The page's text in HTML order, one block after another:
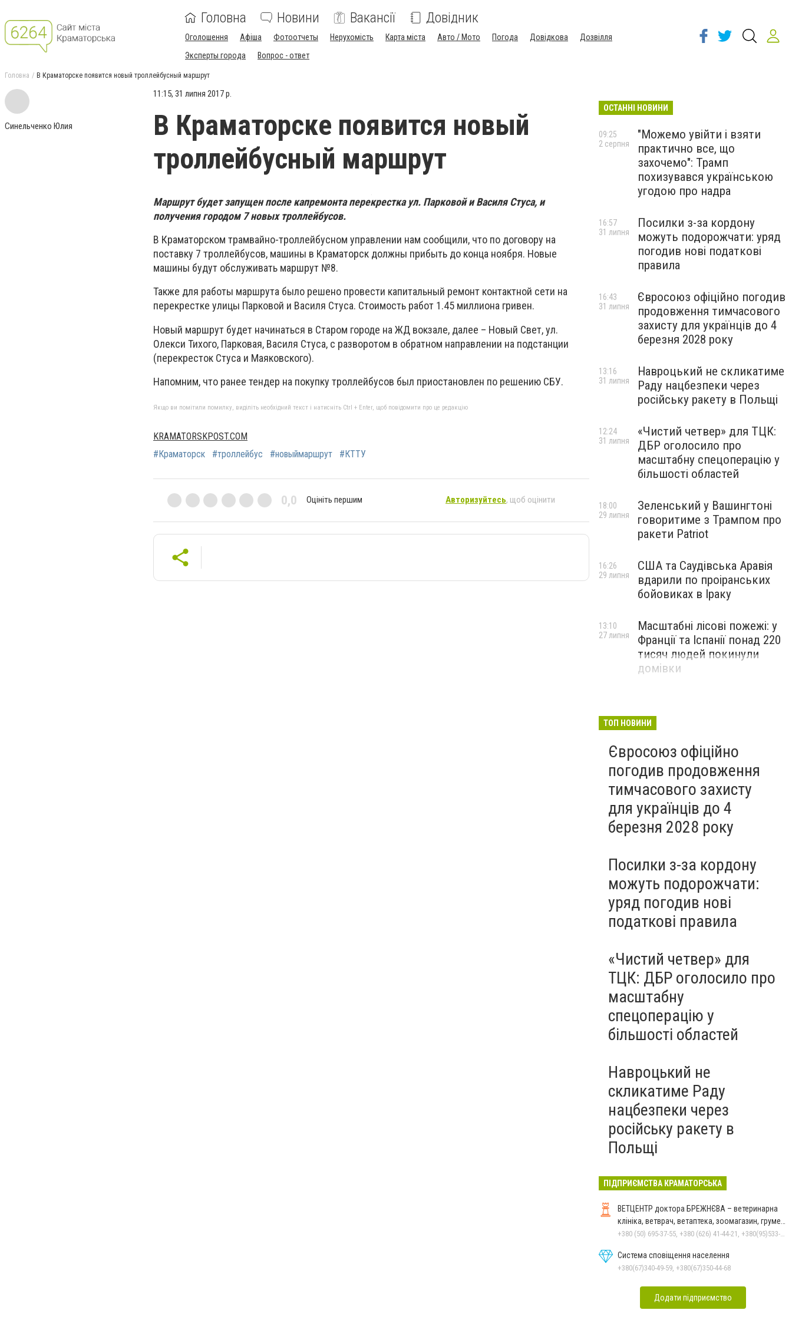
Головна Новини Вакансії Довідник
Оголошення Афіша Фотоотчеты Нерухомість Карта міста Авто / Мото Погода Довідкова
Дозвілля
Эксперты города
Вопрос - ответ
Головна В Краматорске появится новый троллейбусный маршрут
Синельченко Юлия
11:15, 31 липня 2017 р.
В Краматорске появится новый
троллейбусный маршрут
Маршрут будет запущен после капремонта перекрестка ул. Парковой и Василя Стуса, и
получения городом 7 новых троллейбусов.
В Краматорском трамвайно-троллейбусном управлении нам сообщили, что по договору на
поставку 7 троллейбусов, машины в Краматорск должны прибыть до конца ноября. Новые
машины будут обслуживать маршрут №8.
Также для работы маршрута было решено провести капитальный ремонт контактной сети на
перекрестке улицы Парковой и Василя Стуса. Стоимость работ 1.45 миллиона гривен.
Новый маршрут будет начинаться в Старом городе на ЖД вокзале, далее – Новый Свет, ул.
Олекси Тихого, Парковая, Василя Стуса, с разворотом в обратном направлении на подстанции
(перекресток Стуса и Маяковского).
Напомним, что ранее тендер на покупку троллейбусов был приостановлен по решению СБУ.
Якщо ви помітили помилку, виділіть необхідний текст і натисніть Ctrl + Enter, щоб повідомити про це редакцію
KRAMATORSKPOST.COM
#Краматорск
#троллейбус #новыймаршрут #КТТУ
0,0 Оцініть першим Авторизуйтесь, щоб оцінити
ОСТАННІ НОВИНИ
"Можемо увійти і взяти
практично все, що
захочемо": Трамп
похизувався українською
угодою про надра
09:25
2 серпня
Посилки з-за кордону
можуть подорожчати: уряд
погодив нові податкові
правила
16:57
31 липня
Євросоюз офіційно погодив
продовження тимчасового
захисту для українців до 4
березня 2028 року
16:43
31 липня
Навроцький не скликатиме
Раду нацбезпеки через
російську ракету в Польщі
13:16
31 липня
«Чистий четвер» для ТЦК:
ДБР оголосило про
масштабну спецоперацію у
більшості областей
12:24
31 липня
Зеленський у Вашингтоні
говоритиме з Трампом про
ракети Patriot
18:00
29 липня
США та Саудівська Аравія
вдарили по проіранських
бойовиках в Іраку
16:26
29 липня
Масштабні лісові пожежі: у
Франції та Іспанії понад 220
тисяч людей покинули
домівки
13:10
27 липня
ТОП НОВИНИ
Євросоюз офіційно
погодив продовження
тимчасового захисту
для українців до 4
березня 2028 року
Посилки з-за кордону
можуть подорожчати:
уряд погодив нові
податкові правила
«Чистий четвер» для
ТЦК: ДБР оголосило про
масштабну
спецоперацію у
більшості областей
Навроцький не
скликатиме Раду
нацбезпеки через
російську ракету в
Польщі
ПІДПРИЄМСТВА КРАМАТОРСЬКА
ВЕТЦЕНТР доктора БРЕЖНЄВА – ветеринарна
клініка, ветврач, ветаптека, зоомагазин, грумер,
стрижки.
+380 (50) 695-37-55, +380 (626) 41-44-21, +380(95)533-90-03
Система сповіщення населення
+380(67)340-49-59, +380(67)350-44-68
Додати підприємство